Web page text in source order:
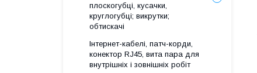
плоскогубці, кусачки,
круглогубці; викрутки;
обтискачі
Інтернет-кабелі, патч-корди,
конектор RJ45, вита пара для
внутрішніх і зовнішніх робіт